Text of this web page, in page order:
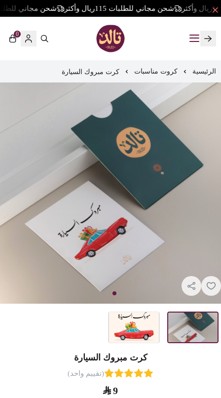
شحن مجاني للطلبات 115ريال وأكثر شحن مجاني للطلبات 115ريال
تالد
0
الرئيسية كروت مناسبات كرت مبروك السيارة
كرت مبروك السيارة
(تقييم واحد)
9